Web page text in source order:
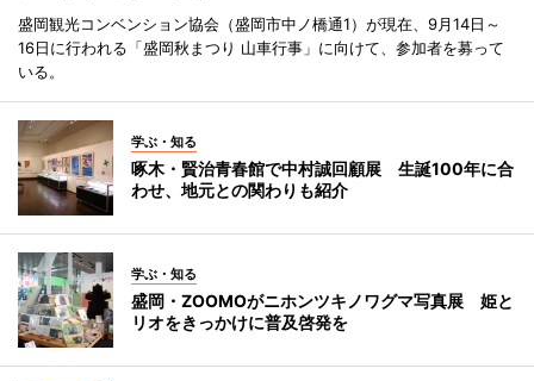
盛岡観光コンベンション協会（盛岡市中ノ橋通1）が現在、9月14日～
16日に行われる「盛岡秋まつり 山車行事」に向けて、参加者を募って
いる。
学ぶ・知る
啄木・賢治青春館で中村誠回顧展 生誕100年に合
わせ、地元との関わりも紹介
学ぶ・知る
盛岡・ZOOMOがニホンツキノワグマ写真展 姫と
リオをきっかけに普及啓発を